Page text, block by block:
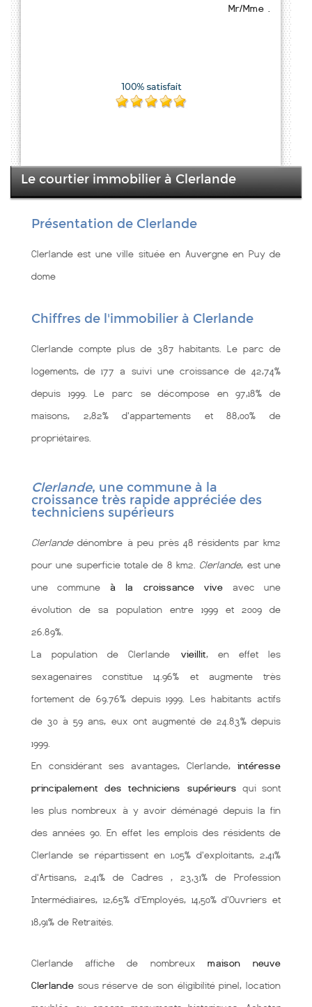
Mr/Mme .
Le courtier immobilier à Clerlande
Présentation de Clerlande
Clerlande est une ville située en Auvergne en Puy de
dome
Chiffres de l'immobilier à Clerlande
Clerlande compte plus de 387 habitants. Le parc de
logements, de 177 a suivi une croissance de 42,74%
depuis 1999. Le parc se décompose en 97,18% de
maisons, 2,82% d'appartements et 88,00% de
propriétaires.
Clerlande, une commune à la
croissance très rapide appréciée des
techniciens supérieurs
Clerlandedénombre à peu près 48 résidents par km2
pour une superficie totale de 8 km2. Clerlande, est une
une commune à la croissance vive avec une
évolution de sa population entre 1999 et 2009 de
26.89%.
La population de Clerlande vieillit, en effet les
sexagenaires constitue 14.96% et augmente très
fortement de 69.76% depuis 1999. Les habitants actifs
de 30 à 59 ans, eux ont augmenté de 24.83% depuis
1999.
En considérant ses avantages, Clerlande, intéresse
principalement des techniciens supérieurs qui sont
les plus nombreux à y avoir déménagé depuis la fin
des années 90. En effet les emplois des résidents de
Clerlande se répartissent en 1,05% d'exploitants, 2,41%
d'Artisans, 2,41% de Cadres , 23,31% de Profession
Intermédiaires, 12,65% d'Employés, 14,50% d'Ouvriers et
18,91% de Retraités.
Clerlande affiche de nombreux maison neuve
Clerlande sous réserve de son éligibilité pinel, location